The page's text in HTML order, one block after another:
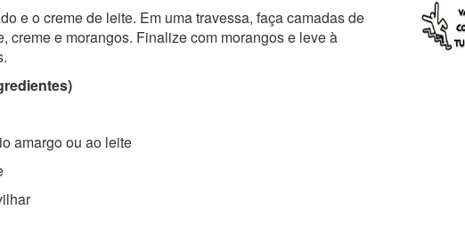
e o creme de leite. Em uma travessa, faça camadas de
creme e morangos. Finalize com morangos e leve à
amargo ou ao leite